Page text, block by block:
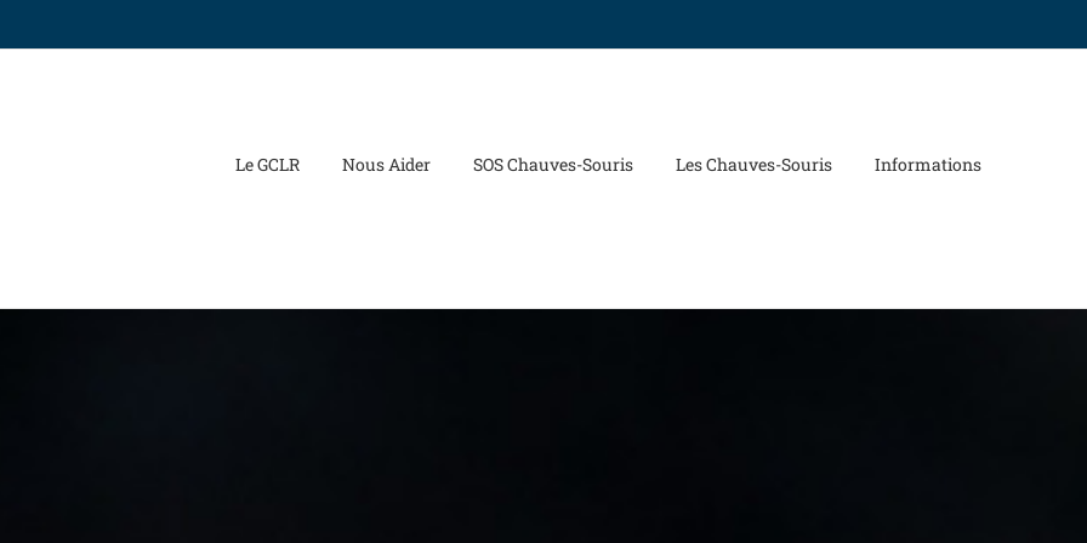
Le GCLR Nous Aider SOS Chauves-Souris Les Chauves-Souris Informations